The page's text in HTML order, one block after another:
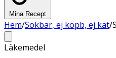
Mina Recept
Hem/Sökbar, ej köpb, ej kat/
Läkemedel